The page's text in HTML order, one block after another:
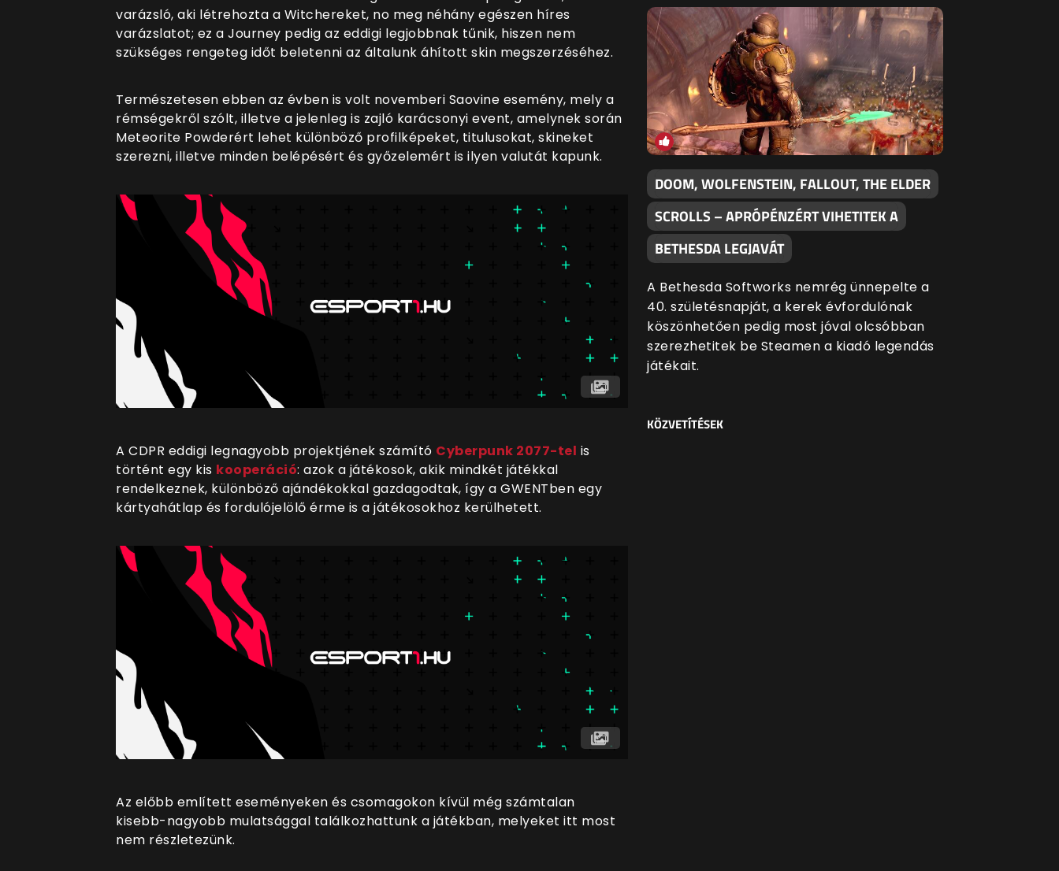
varázsló, aki létrehozta a Witchereket, no meg néhány egészen híres
varázslatot; ez a Journey pedig az eddigi legjobbnak tűnik, hiszen nem
szükséges rengeteg időt beletenni az általunk áhított skin megszerzéséhez.
Természetesen ebben az évben is volt novemberi Saovine esemény, mely a
rémségekről szólt, illetve a jelenleg is zajló karácsonyi event, amelynek során
Meteorite Powderért lehet különböző profilképeket, titulusokat, skineket
szerezni, illetve minden belépésért és győzelemért is ilyen valutát kapunk.
A CDPR eddigi legnagyobb projektjének számító Cyberpunk 2077-tel is
történt egy kis kooperáció: azok a játékosok, akik mindkét játékkal
rendelkeznek, különböző ajándékokkal gazdagodtak, így a GWENTben egy
kártyahátlap és fordulójelölő érme is a játékosokhoz kerülhetett.
Az előbb említett eseményeken és csomagokon kívül még számtalan
kisebb-nagyobb mulatsággal találkozhattunk a játékban, melyeket itt most
nem részletezünk.
DOOM, WOLFENSTEIN, FALLOUT, THE ELDER
SCROLLS – APRÓPÉNZÉRT VIHETITEK A
BETHESDA LEGJAVÁT
A Bethesda Softworks nemrég ünnepelte a
40. születésnapját, a kerek évfordulónak
köszönhetően pedig most jóval olcsóbban
szerezhetitek be Steamen a kiadó legendás
játékait.
KÖZVETÍTÉSEK